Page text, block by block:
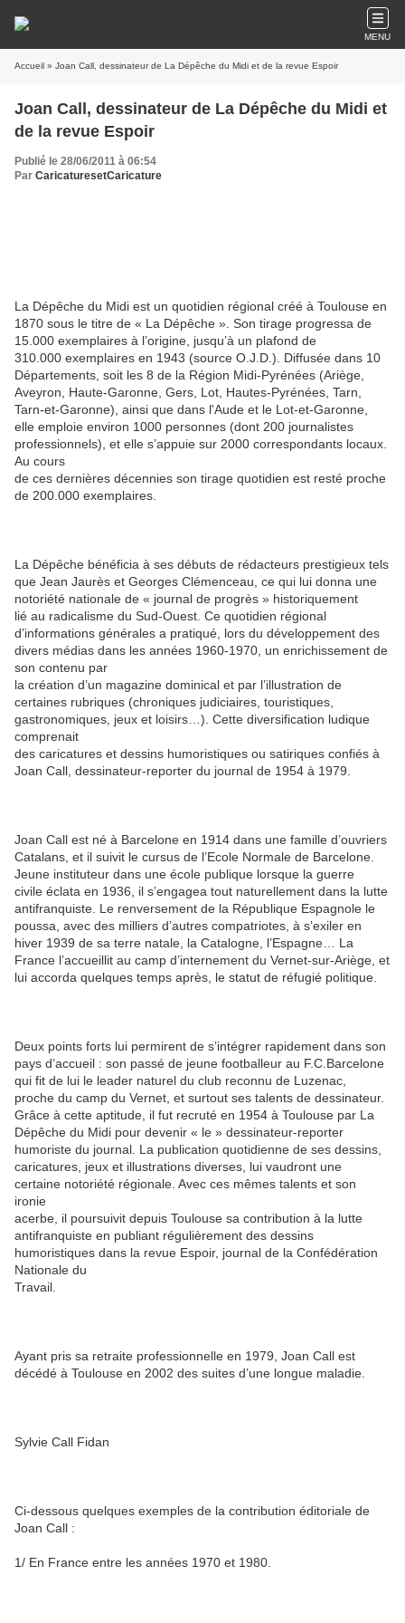
MENU
Accueil » Joan Call, dessinateur de La Dépêche du Midi et de la revue Espoir
Joan Call, dessinateur de La Dépêche du Midi et
de la revue Espoir
Publié le 28/06/2011 à 06:54
Par CaricaturesetCaricature
La Dépêche du Midi est un quotidien régional créé à Toulouse en
1870 sous le titre de « La Dépêche ». Son tirage progressa de
15.000 exemplaires à l’origine, jusqu’à un plafond de
310.000 exemplaires en 1943 (source O.J.D.). Diffusée dans 10
Départements, soit les 8 de la Région Midi-Pyrénées (Ariège,
Aveyron, Haute-Garonne, Gers, Lot, Hautes-Pyrénées, Tarn,
Tarn-et-Garonne), ainsi que dans l'Aude et le Lot-et-Garonne,
elle emploie environ 1000 personnes (dont 200 journalistes
professionnels), et elle s’appuie sur 2000 correspondants locaux.
Au cours
de ces dernières décennies son tirage quotidien est resté proche
de 200.000 exemplaires.
La Dépêche bénéficia à ses débuts de rédacteurs prestigieux tels
que Jean Jaurès et Georges Clémenceau, ce qui lui donna une
notoriété nationale de « journal de progrès » historiquement
lié au radicalisme du Sud-Ouest. Ce quotidien régional
d’informations générales a pratiqué, lors du développement des
divers médias dans les années 1960-1970, un enrichissement de
son contenu par
la création d’un magazine dominical et par l’illustration de
certaines rubriques (chroniques judiciaires, touristiques,
gastronomiques, jeux et loisirs…). Cette diversification ludique
comprenait
des caricatures et dessins humoristiques ou satiriques confiés à
Joan Call, dessinateur-reporter du journal de 1954 à 1979.
Joan Call est né à Barcelone en 1914 dans une famille d’ouvriers
Catalans, et il suivit le cursus de l’Ecole Normale de Barcelone.
Jeune instituteur dans une école publique lorsque la guerre
civile éclata en 1936, il s’engagea tout naturellement dans la lutte
antifranquiste. Le renversement de la République Espagnole le
poussa, avec des milliers d’autres compatriotes, à s’exiler en
hiver 1939 de sa terre natale, la Catalogne, l’Espagne… La
France l’accueillit au camp d’internement du Vernet-sur-Ariège, et
lui accorda quelques temps après, le statut de réfugié politique.
Deux points forts lui permirent de s’intégrer rapidement dans son
pays d’accueil : son passé de jeune footballeur au F.C.Barcelone
qui fit de lui le leader naturel du club reconnu de Luzenac,
proche du camp du Vernet, et surtout ses talents de dessinateur.
Grâce à cette aptitude, il fut recruté en 1954 à Toulouse par La
Dépêche du Midi pour devenir « le » dessinateur-reporter
humoriste du journal. La publication quotidienne de ses dessins,
caricatures, jeux et illustrations diverses, lui vaudront une
certaine notoriété régionale. Avec ces mêmes talents et son
ironie
acerbe, il poursuivit depuis Toulouse sa contribution à la lutte
antifranquiste en publiant régulièrement des dessins
humoristiques dans la revue Espoir, journal de la Confédération
Nationale du
Travail.
Ayant pris sa retraite professionnelle en 1979, Joan Call est
décédé à Toulouse en 2002 des suites d’une longue maladie.
Sylvie Call Fidan
Ci-dessous quelques exemples de la contribution éditoriale de
Joan Call :
1/ En France entre les années 1970 et 1980.